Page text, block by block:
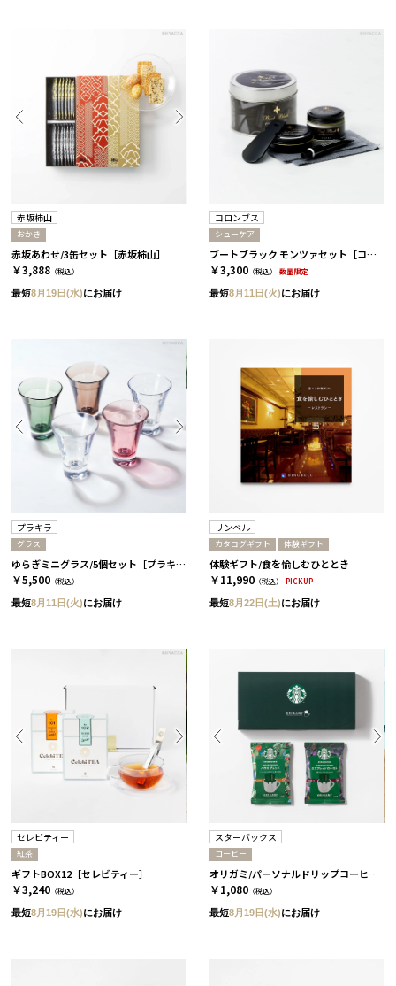
赤坂柿山
おかき
赤坂あわせ/3缶セット［赤坂柿山］
￥3,888 （税込）
最短8月19日(水)にお届け
コロンブス
シューケア
ブートブラック モンツァセット［コロンブス］
￥3,300 （税込） 数量限定
最短8月11日(火)にお届け
プラキラ
グラス
ゆらぎミニグラス/5個セット［プラキラ］
￥5,500 （税込）
最短8月11日(火)にお届け
リンベル
カタログギフト 体験ギフト
体験ギフト/食を愉しむひととき
￥11,990 （税込） PICKUP
最短8月22日(土)にお届け
セレビティー
紅茶
ギフトBOX12［セレビティー］
￥3,240 （税込）
最短8月19日(水)にお届け
スターバックス
コーヒー
オリガミ/パーソナルドリップコーヒー［スターバックス］
￥1,080 （税込）
最短8月19日(水)にお届け